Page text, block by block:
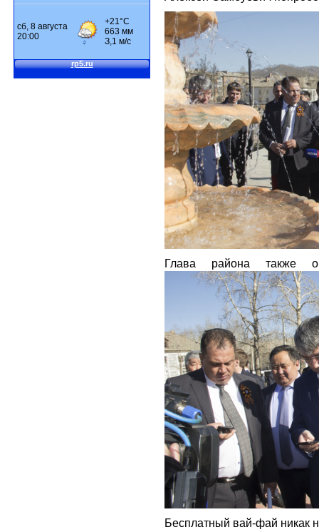
Глава района также
Бесплатный вай-фай никак